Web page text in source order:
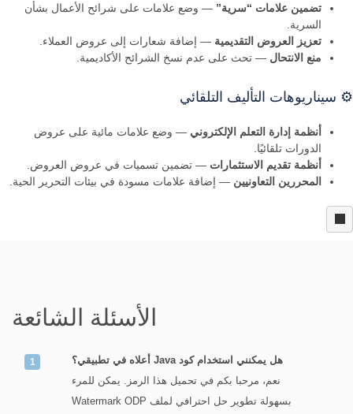
تضمين علامات “سرية” — وضع علامات على شرائح الأعمال بشأن
السرية.
تعزيز العروض التقديمية — إضافة شعارات إلى عروض العملاء.
منع الانتحال — تحث على عدم نسخ الشرائح الأكاديمية.
⚙️ سيناريوهات التأليف التلقائي
أنظمة إدارة التعلم الإلكتروني — وضع علامات مائية على عروض
الدورات تلقائيًا.
أنظمة تقديم الاستثمارات — تضمين تسميات في عروض العروض.
المحررين التعاونيين — إضافة علامات مسودة في بيئات التحرير الحية.
الأسئلة الشائعة
هل يمكنني استخدام كود Java أعلاه في تطبيقي؟
نعم، مرحبا بكم في تحميل هذا الرمز. يمكن للمرء
بسهولة تطوير حل احترافي لملف Watermark ODP